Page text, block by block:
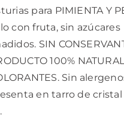
para PIMIENTA Y
con fruta, sin azúcares
SIN
100%
Sin
en tarro de cristal